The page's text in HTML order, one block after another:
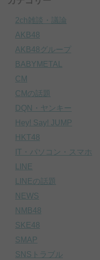
2ch雑談・議論
AKB48
AKB48グループ
BABYMETAL
CM
CMの話題
DQN・ヤンキー
Hey! Say! JUMP
HKT48
IT・パソコン・スマホ
LINE
LINEの話題
NEWS
NMB48
SKE48
SMAP
SNSトラブル